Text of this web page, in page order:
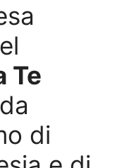
Te
di